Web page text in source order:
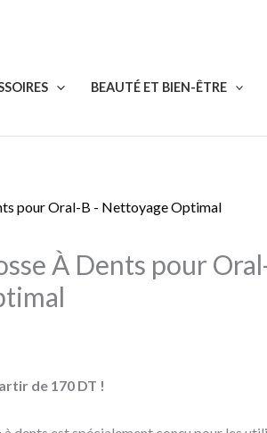
BEAUTÉ ET BIEN-ÊTRE
À Dents pour
de 170 DT !
Ce
a
plusieurs
variations.
peuvent